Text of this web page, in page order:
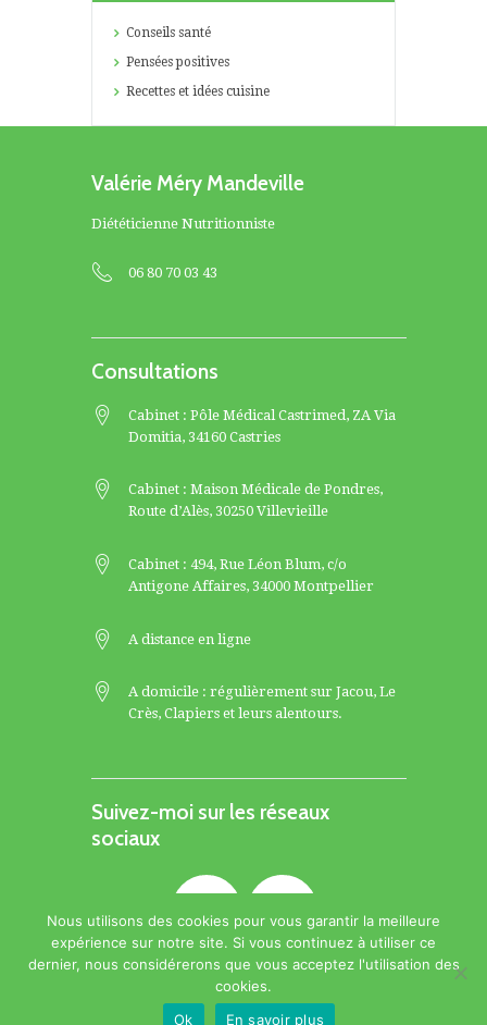
Conseils santé
Pensées positives
Recettes et idées cuisine
Valérie Méry Mandeville
Diététicienne Nutritionniste
06 80 70 03 43
Prendre rendez-vous
Consultations
Cabinet : Pôle Médical Castrimed, ZA Via
Domitia, 34160 Castries
Cabinet : Maison Médicale de Pondres,
Route d’Alès, 30250 Villevieille
Cabinet : 494, Rue Léon Blum, c/o
Antigone Affaires, 34000 Montpellier
A distance en ligne
A domicile : régulièrement sur Jacou, Le
Crès, Clapierset leurs alentours.
Suivez-moi sur les réseaux
sociaux
VMM © 2017 - Tous droits réservés
Nous utilisons des cookies pour vous garantir la meilleure
expérience sur notre site. Si vous continuez à utiliser ce
dernier, nous considérerons que vous acceptez l'utilisation des
cookies.
Ok
En savoir plus